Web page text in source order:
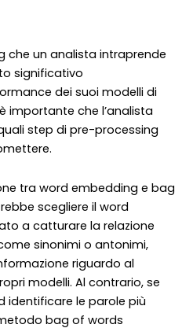
che un analista intraprende
significativo
dei suoi modelli di
importante che l’analista
step di pre-processing
tra word embedding e bag
scegliere il word
a catturare la relazione
sinonimi o antonimi,
riguardo al
modelli. Al contrario, se
identificare le parole più
bag of words